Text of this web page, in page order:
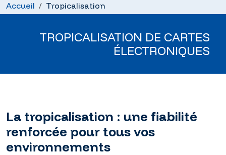
Accueil Tropicalisation
TROPICALISATION DE CARTES
ÉLECTRONIQUES
La tropicalisation : une fiabilité
renforcée pour tous vos
environnements